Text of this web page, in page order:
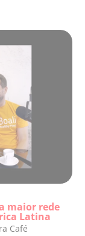
maior rede
Latina
Café